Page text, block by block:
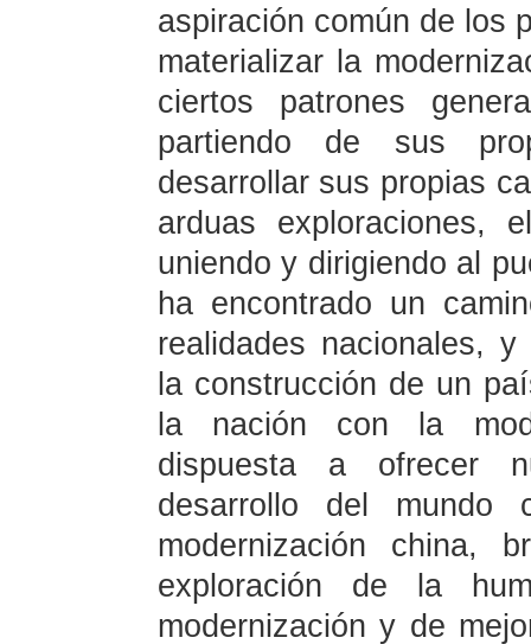
aspiración común de los
materializar la
ciertos patrones
partiendo de sus
desarrollar sus propias
arduas exploraciones,
uniendo y dirigiendo al
ha encontrado un
realidades nacionales,
la construcción de un
la nación con la
dispuesta a ofrecer
desarrollo del
modernización china,
exploración de la
modernización y de